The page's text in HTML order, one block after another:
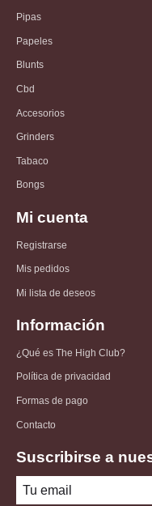
Pipas
Papeles
Blunts
Cbd
Accesorios
Grinders
Tabaco
Bongs
Mi cuenta
Registrarse
Mis pedidos
Mi lista de deseos
Información
¿Qué es The High Club?
Política de privacidad
Formas de pago
Contacto
Suscribirse a